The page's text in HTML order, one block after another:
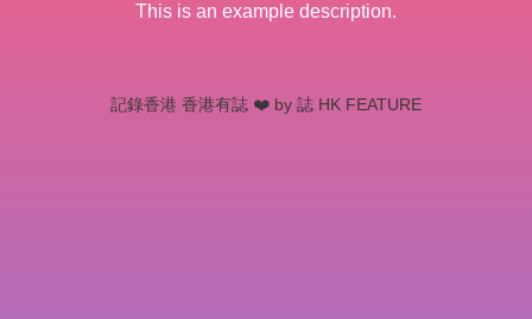
This is an example description.
記錄香港 香港有誌 ❤️ by 誌 HK FEATURE